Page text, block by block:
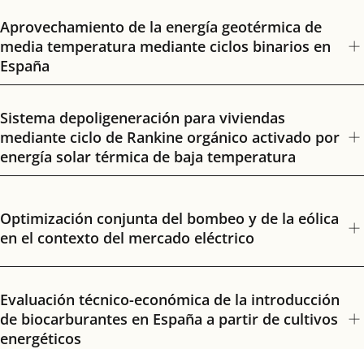
Aprovechamiento de la energía geotérmica de
media temperatura mediante ciclos binarios en
España
Sistema depoligeneración para viviendas
mediante ciclo de Rankine orgánico activado por
energía solar térmica de baja temperatura
Optimización conjunta del bombeo y de la eólica
en el contexto del mercado eléctrico
Evaluación técnico-económica de la introducción
de biocarburantes en España a partir de cultivos
energéticos